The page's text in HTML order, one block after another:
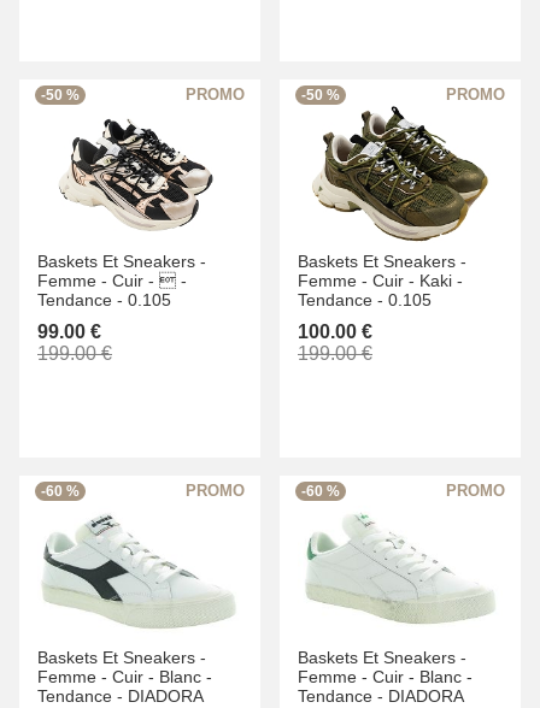
-50 %
Baskets Et Sneakers -
Femme - Cuir -  -
Tendance - 0.105
99.00 €
199.00 €
-50 %
Baskets Et Sneakers -
Femme - Cuir - Kaki -
Tendance - 0.105
100.00 €
199.00 €
-60 %
Baskets Et Sneakers -
Femme - Cuir - Blanc -
Tendance - DIADORA
-60 %
Baskets Et Sneakers -
Femme - Cuir - Blanc -
Tendance - DIADORA